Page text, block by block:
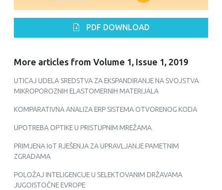
PDF DOWNLOAD
More articles from Volume 1, Issue 1, 2019
UTICAJ UDELA SREDSTVA ZA EKSPANDIRANJE NA SVOJSTVA
MIKROPOROZNIH ELASTOMERNIH MATERIJALA
KOMPARATIVNA ANALIZA ERP SISTEMA OTVORENOG KODA
UPOTREBA OPTIKE U PRISTUPNIM MREŽAMA
PRIMJENA IoT RJEŠENJA ZA UPRAVLJANJE PAMETNIM
ZGRADAMA
POLOŽAJ INTELIGENCIJE U SELEKTOVANIM DRŽAVAMA
JUGOISTOČNE EVROPE